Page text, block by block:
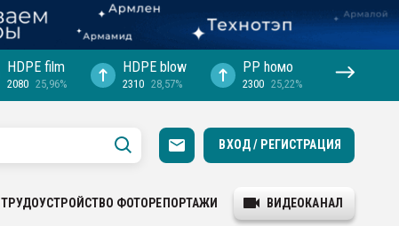
HDPE film
2080 25,96%
HDPE blow
2310 28,57%
PP hомо
2300 25,22%
ВХОД / РЕГИСТРАЦИЯ
ТРУДОУСТРОЙСТВО ФОТОРЕПОРТАЖИ ВИДЕОКАНАЛ